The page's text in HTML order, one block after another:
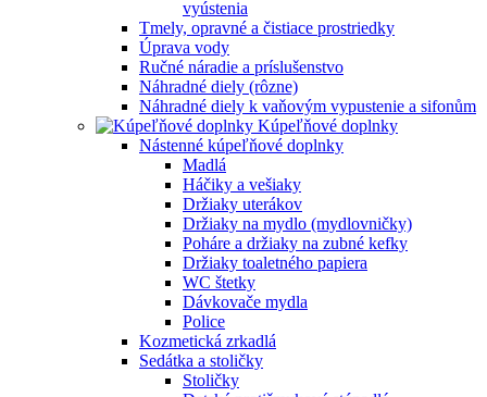
vyústenia
Tmely, opravné a čistiace prostriedky
Úprava vody
Ručné náradie a príslušenstvo
Náhradné diely (rôzne)
Náhradné diely k vaňovým vypustenie a sifonům
Kúpeľňové doplnky
Nástenné kúpeľňové doplnky
Madlá
Háčiky a vešiaky
Držiaky uterákov
Držiaky na mydlo (mydlovničky)
Poháre a držiaky na zubné kefky
Držiaky toaletného papiera
WC štetky
Dávkovače mydla
Police
Kozmetická zrkadlá
Sedátka a stoličky
Stoličky